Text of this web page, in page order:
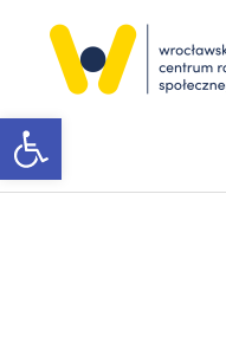
Otwórz pasek narzędzi